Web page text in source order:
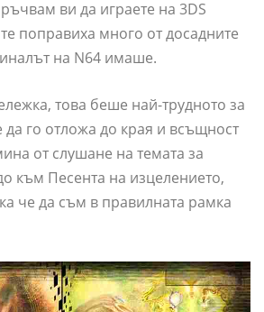
ви да играете на 3DS
поправиха много от досадните
на N64 имаше.
това беше най-трудното за
го отложа до края и всъщност
от слушане на темата за
към Песента на изцелението,
че да съм в правилната рамка